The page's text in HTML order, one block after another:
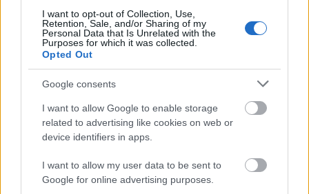
I want to opt-out of Collection, Use,
Retention, Sale, and/or Sharing of my
Personal Data that Is Unrelated with the
Purposes for which it was collected.
Opted Out
Google consents
I want to allow Google to enable storage
related to advertising like cookies on web or
device identifiers in apps.
I want to allow my user data to be sent to
Google for online advertising purposes.
4-én kerülő Kék Pelikan, ami animációval meséli el a
hamis vonatjegyek igaz történetét és teszi átélhetővé
a kilencvenes évek mámoros hangulatát. Csáki
László író-rendezővel beszélgettünk, aki 17 évet…